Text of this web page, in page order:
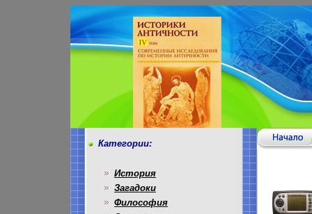
Категории:
История
Загадоки
Философия